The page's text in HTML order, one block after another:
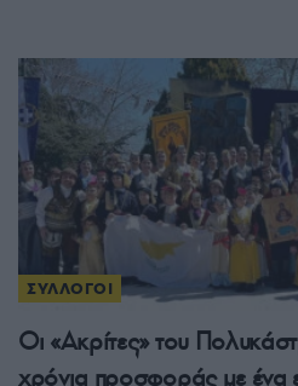
ΣΥΛΛΟΓΟΙ
Οι «Ακρίτες» του
χρόνια προσφοράς με ένα